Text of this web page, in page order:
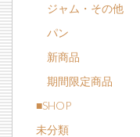
ジャム・その他
パン
新商品
期間限定商品
■SHOP
未分類